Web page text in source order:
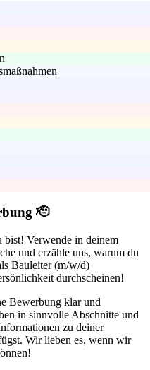
🫡
bist! Verwende in deinem
und erzähle uns, warum du
Bauleiter (m/w/d)
durchscheinen!
Bewerbung klar und
in sinnvolle Abschnitte und
zu deiner
Wir lieben es, wenn wir